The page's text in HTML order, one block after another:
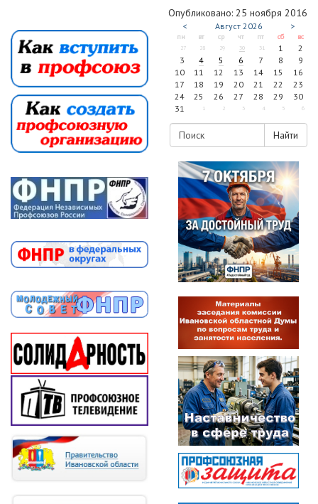
Опубликовано: 25 ноября 2016
< Август 2026 >
пн вт ср чт пт сб вс
27 28 29 30 31 1
2
3
4 5 6 7 8
9
10
11 12 13 14 15
16
17
18 19 20 21 22
23
24
25 26 27 28 29
30
31
1 2 3 4 5 6
Найти